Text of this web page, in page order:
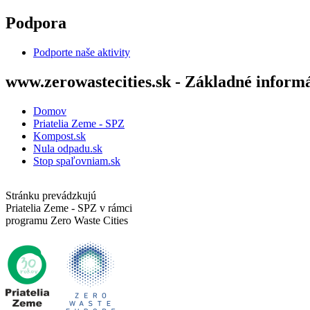
Skočiť na hlavný obsah
Podpora
Podporte naše aktivity
www.zerowastecities.sk - Základné
Domov
Priatelia Zeme - SPZ
Kompost.sk
Nula odpadu.sk
Stop spaľovniam.sk
Stránku prevádzkujú
Priatelia Zeme - SPZ v rámci
programu Zero Waste Cities